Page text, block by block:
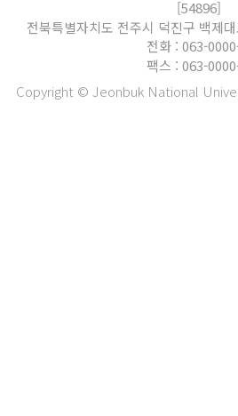
[54896]
전북특별자치도 전주시 덕진구 백제
전화 : 063-
팩스 : 063-
Copyright © Jeonbuk National